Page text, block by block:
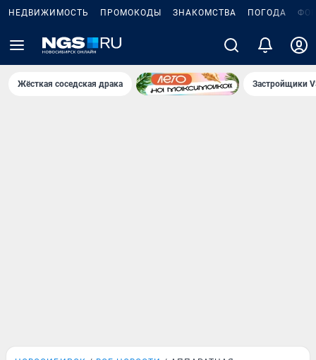
НЕДВИЖИМОСТЬ ПРОМОКОДЫ ЗНАКОМСТВА ПОГОДА
Жёсткая соседская драка Застройщики